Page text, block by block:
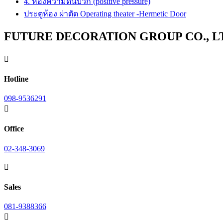
ประตูห้อง ผ่าตัด Operating theater -Hermetic Door
FUTURE DECORATION GROUP CO.,

Hotline
098-9536291

Office
02-348-3069

Sales
081-9388366
